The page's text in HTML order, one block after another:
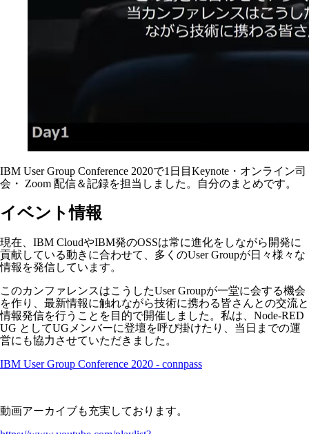
IBM User Group Conference 2020で1日目Keynote・オンライン司
会・ Zoom 配信＆記録を担当しました。自分のまとめです。
イベント情報
現在、IBM CloudやIBM発のOSSは常に進化をしながら開発に
貢献している動きに合わせて、多くのUser Groupが日々様々な
情報を発信しています。
このカンファレンスはこうしたUser Groupが一堂に会する機会
を作り、最新情報に触れながら技術に携わる皆さんとの交流と
情報発信を行うことを目的で開催しました。私は、Node-RED
UG としてUGメンバーに登壇を呼び掛けたり、当日までの運
営にも協力させていただきました。
IBM User Group Conference 2020 - connpass
動画アーカイブも充実しております。